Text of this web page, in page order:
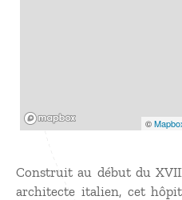
©
Construit au début du
architecte italien, cet